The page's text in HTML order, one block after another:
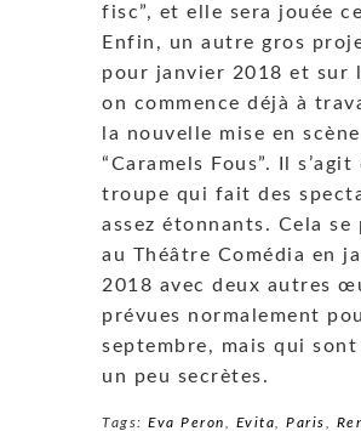
fisc”, et elle sera jouée
Enfin, un autre gros
pour janvier 2018 et sur
on commence déjà à
la nouvelle mise en
“Caramels Fous”. Il s’agit
troupe qui fait des
assez étonnants. Cela se
au Théâtre Comédia en
2018 avec deux autres
prévues normalement
septembre, mais qui sont
un peu secrètes.
Tags: Eva Peron Evita Paris